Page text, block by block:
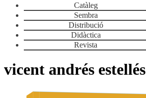
Catàleg
Sembra
Distribució
Didàctica
Revista
vicent andrés estellés